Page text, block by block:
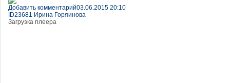
Добавить комментарий03.06.2015 20:10
ID23681 Ирина Горяинова
Загрузка плеера